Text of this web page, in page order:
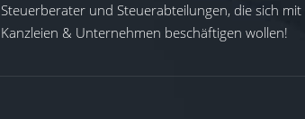
Steuerberater und Steuerabteilungen, die sich
Kanzleien & Unternehmen beschäftigen wollen!